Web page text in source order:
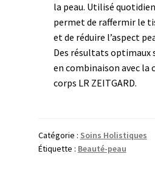
la peau. Utilisé
permet de raffermir le
et de réduire l’aspect
Des résultats optimaux
en combinaison avec la
corps LR ZEITGARD.
Catégorie : Soins Holistiques
Étiquette : Beauté-peau